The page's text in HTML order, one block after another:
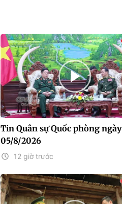
Tin Quân sự Quốc phòng ngày
05/8/2026
12 giờ trước